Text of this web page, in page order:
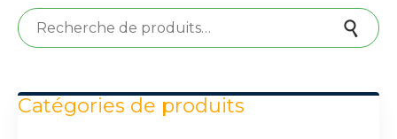
Recherche pour :
Catégories de produits